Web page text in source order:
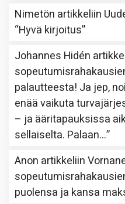
Nimetön artikkeliin
“Hyvä kirjoitus”
Johannes Hidén
palautteesta! Ja jep,
enää vaikuta
– ja ääritapauksissa
sellaiselta. Palaan…”
Anon artikkeliin
puolensa ja kansa